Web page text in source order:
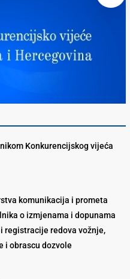
Konkurencijskog vijeća
komunikacija i prometa
o izmjenama i dopunama
registracije redova vožnje,
i obrascu dozvole